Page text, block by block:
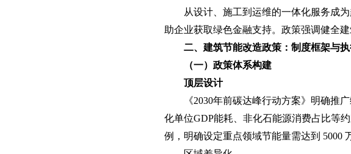
从设计、施工到运维的一体化服务成
助企业获取绿色金融支持。政策强调健全
二、建筑节能改造政策：制度框架与
（一）政策体系构建
顶层设计
《2030年前碳达峰行动方案》明确推
化单位GDP能耗、非化石能源消费占比等
例，明确设定重点领域节能量需达到 5000